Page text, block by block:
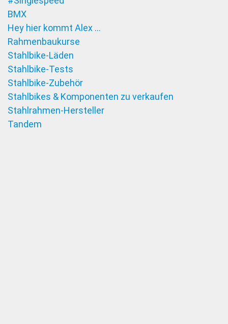
BMX
Hey hier kommt Alex …
Rahmenbaukurse
Stahlbike-Läden
Stahlbike-Tests
Stahlbike-Zubehör
Stahlbikes & Komponenten zu verkaufen
Stahlrahmen-Hersteller
Tandem